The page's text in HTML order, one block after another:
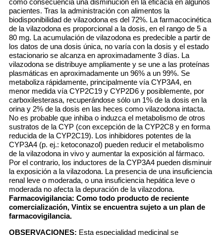
como consecuencia una disminución en la eficacia en algunos
pacientes. Tras la administración con alimentos la
biodisponibilidad de vilazodona es del 72%. La farmacocinética
de la vilazodona es proporcional a la dosis, en el rango de 5 a
80 mg. La acumulación de vilazodona es predecible a partir de
los datos de una dosis única, no varía con la dosis y el estado
estacionario se alcanza en aproximadamente 3 días. La
vilazodona se distribuye ampliamente y se une a las proteínas
plasmáticas en aproximadamente un 96% a un 99%. Se
metaboliza rápidamente, principalmente vía CYP3A4, en
menor medida vía CYP2C19 y CYP2D6 y posiblemente, por
carboxilesterasa, recuperándose sólo un 1% de la dosis en la
orina y 2% de la dosis en las heces como vilazodona intacta.
No es probable que inhiba o induzca el metabolismo de otros
sustratos de la CYP (con excepción de la CYP2C8 y en forma
reducida de la CYP2C19). Los inhibidores potentes de la
CYP3A4 (p. ej.: ketoconazol) pueden reducir el metabolismo
de la vilazodona in vivo y aumentar la exposición al fármaco.
Por el contrario, los inductores de la CYP3A4 pueden disminuir
la exposición a la vilazodona. La presencia de una insuficiencia
renal leve o moderada, o una insuficiencia hepática leve o
moderada no afecta la depuración de la vilazodona.
Farmacovigilancia: Como todo producto de reciente
comercialización, Vintix se encuentra sujeto a un plan de
farmacovigilancia.
OBSERVACIONES: Esta especialidad medicinal se